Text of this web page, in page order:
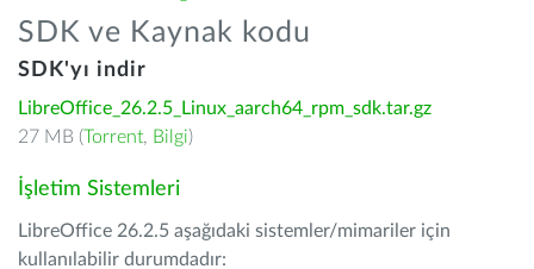
SDK ve Kaynak kodu
SDK'yı indir
LibreOffice_26.2.5_Linux_aarch64_rpm_sdk.tar.gz
27 MB (Torrent, Bilgi)
İşletim Sistemleri
LibreOffice 26.2.5 aşağıdaki sistemler/mimariler için
kullanılabilir durumdadır: